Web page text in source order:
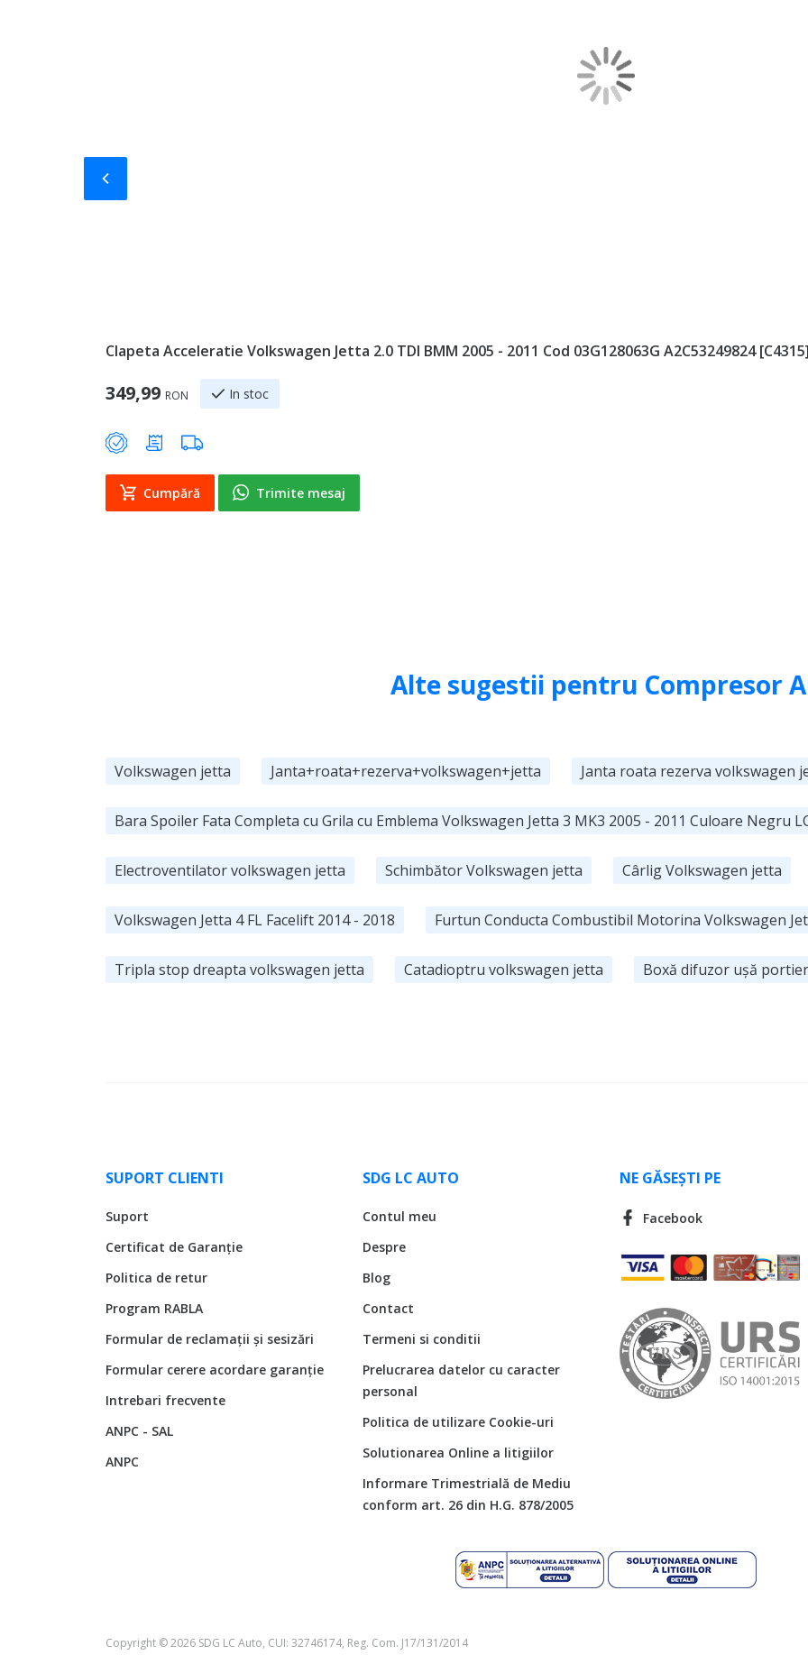
Clapeta Acceleratie Volkswagen Jetta 2.0 TDI BMM 2005 - 2011 Cod 03G128063G A2C53249824
349,99 RON In stoc
Cumpără Trimite mesaj
Slide-ul anterior
Alte sugestii pentru Compresor
Volkswagen jetta Janta+roata+rezerva+volkswagen+jetta Janta roata rezerva volkswagen
Bara Spoiler Fata Completa cu Grila cu Emblema Volkswagen Jetta 3 MK3 2005 - 2011 Culoare Negru
Electroventilator volkswagen jetta Schimbător Volkswagen jetta Cârlig Volkswagen jetta
Volkswagen Jetta 4 FL Facelift 2014 - 2018 Furtun Conducta Combustibil Motorina Volkswagen
Tripla stop dreapta volkswagen jetta Catadioptru volkswagen jetta Boxă difuzor ușă
SUPORT CLIENTI
Suport
Certificat de Garanție
Politica de retur
Program RABLA
Formular de reclamații și sesizări
Formular cerere acordare garanție
Intrebari frecvente
ANPC - SAL
ANPC
SDG LC AUTO
Contul meu
Despre
Blog
Contact
Termeni si conditii
Prelucrarea datelor cu caracter
personal
Politica de utilizare Cookie-uri
Solutionarea Online a litigiilor
Informare Trimestrială de Mediu
conform art. 26 din H.G. 878/2005
NE GĂSEȘTI PE
Facebook
Copyright © 2026 SDG LC Auto, CUI: 32746174, Reg. Com. J17/131/2014